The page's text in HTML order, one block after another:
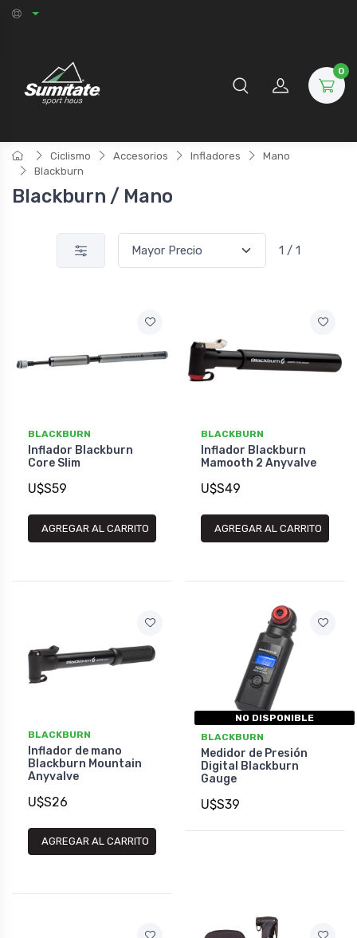
0
Ciclismo Accesorios Infladores
Mano
Blackburn
Blackburn / Mano
1 / 1
BLACKBURN
Inflador Blackburn
Core Slim
U$S59
AGREGAR AL CARRITO
BLACKBURN
Inflador Blackburn
Mamooth 2 Anyvalve
U$S49
AGREGAR AL CARRITO
BLACKBURN
Inflador de mano
Blackburn Mountain
Anyvalve
U$S26
AGREGAR AL CARRITO
NO DISPONIBLE
BLACKBURN
Medidor de Presión
Digital Blackburn
Gauge
U$S39